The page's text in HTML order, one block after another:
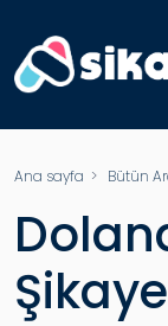
Ana sayfa > Bütün